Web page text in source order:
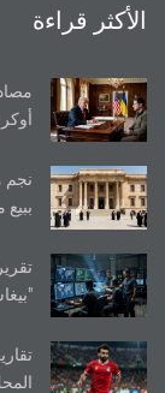
الأكثر قراءة
نجم